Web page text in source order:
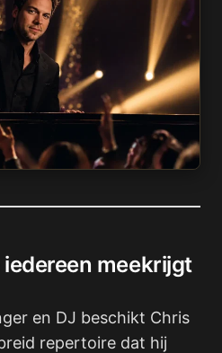
iedereen meekrijgt
en DJ beschikt Chris
repertoire dat hij